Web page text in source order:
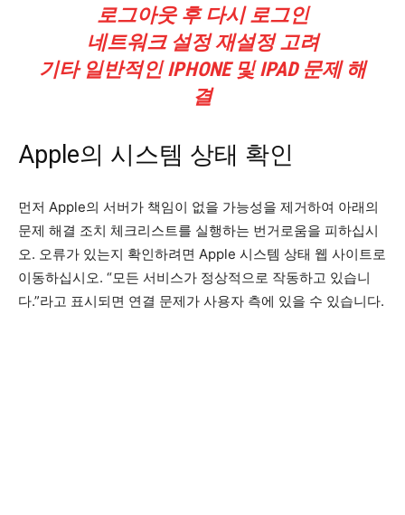
로그아웃 후 다시 로그인
네트워크 설정 재설정 고려
기타 일반적인 IPHONE 및 IPAD 문제 해
결
Apple의 시스템 상태 확인
먼저 Apple의 서버가 책임이 없을 가능성을 제거하여 아래의
문제 해결 조치 체크리스트를 실행하는 번거로움을 피하십시
오. 오류가 있는지 확인하려면 Apple 시스템 상태 웹 사이트로
이동하십시오. “모든 서비스가 정상적으로 작동하고 있습니
다.”라고 표시되면 연결 문제가 사용자 측에 있을 수 있습니다.